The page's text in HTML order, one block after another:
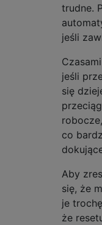
trudne.
jeśli
jeśli
się
co
Aby
się, że
je
że